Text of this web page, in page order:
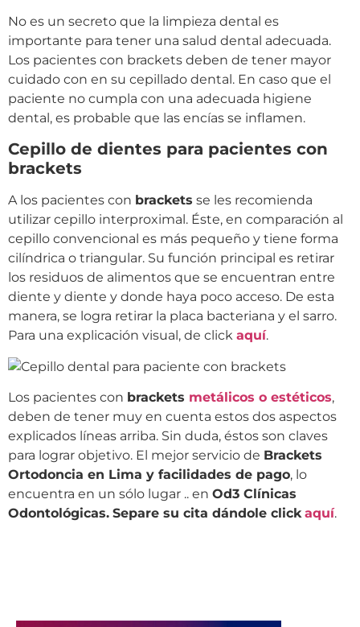
No es un secreto que la limpieza dental es
importante para tener una salud dental adecuada.
Los pacientes con brackets deben de tener mayor
cuidado con en su cepillado dental. En caso que el
paciente no cumpla con una adecuada higiene
dental, es probable que las encías se inflamen.
Cepillo de dientes para pacientes con
brackets
A los pacientes con brackets se les recomienda
utilizar cepillo interproximal. Éste, en comparación al
cepillo convencional es más pequeño y tiene forma
cilíndrica o triangular. Su función principal es retirar
los residuos de alimentos que se encuentran entre
diente y diente y donde haya poco acceso. De esta
manera, se logra retirar la placa bacteriana y el sarro.
Para una explicación visual, de click aquí.
Los pacientes con brackets metálicos o estéticos,
deben de tener muy en cuenta estos dos aspectos
explicados líneas arriba. Sin duda, éstos son claves
para lograr objetivo. El mejor servicio de Brackets
Ortodoncia en Lima y facilidades de pago, lo
encuentra en un sólo lugar .. en Od3 Clínicas
Odontológicas. Separe su cita dándole click aquí.